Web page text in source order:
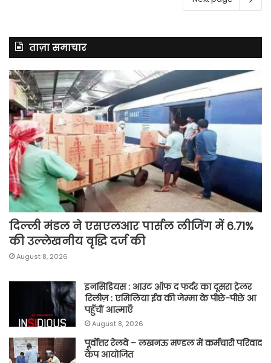
ताज़ा समाचार
दिल्ली मंडल ने एसएलआर पार्सल लीजिंग में 6.71%
की उल्लेखनीय वृद्धि दर्ज की
August 8, 2026
इनसिडियस : आउट ऑफ द फर्दर का दूसरा ट्रेलर
रिलीज़ : एमिलिया ईव की जेम्मा के पीछे-पीछे आ
पहुँचीं आत्माएँ
August 8, 2026
पूर्वाेत्तर रेलवे – लखनऊ मण्डल में कर्मचारी परिवाद
कैंप आयोजित